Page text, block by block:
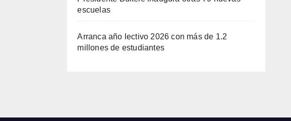
escuelas
Arranca año lectivo 2026 con más de 1.2
millones de estudiantes